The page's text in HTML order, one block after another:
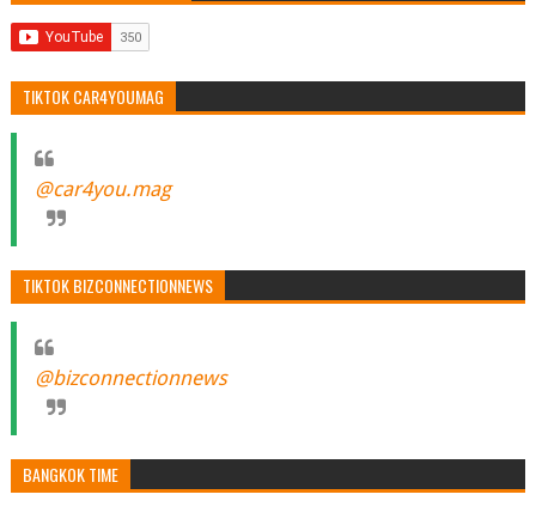
TIKTOK CAR4YOUMAG
@car4you.mag
TIKTOK BIZCONNECTIONNEWS
@bizconnectionnews
BANGKOK TIME